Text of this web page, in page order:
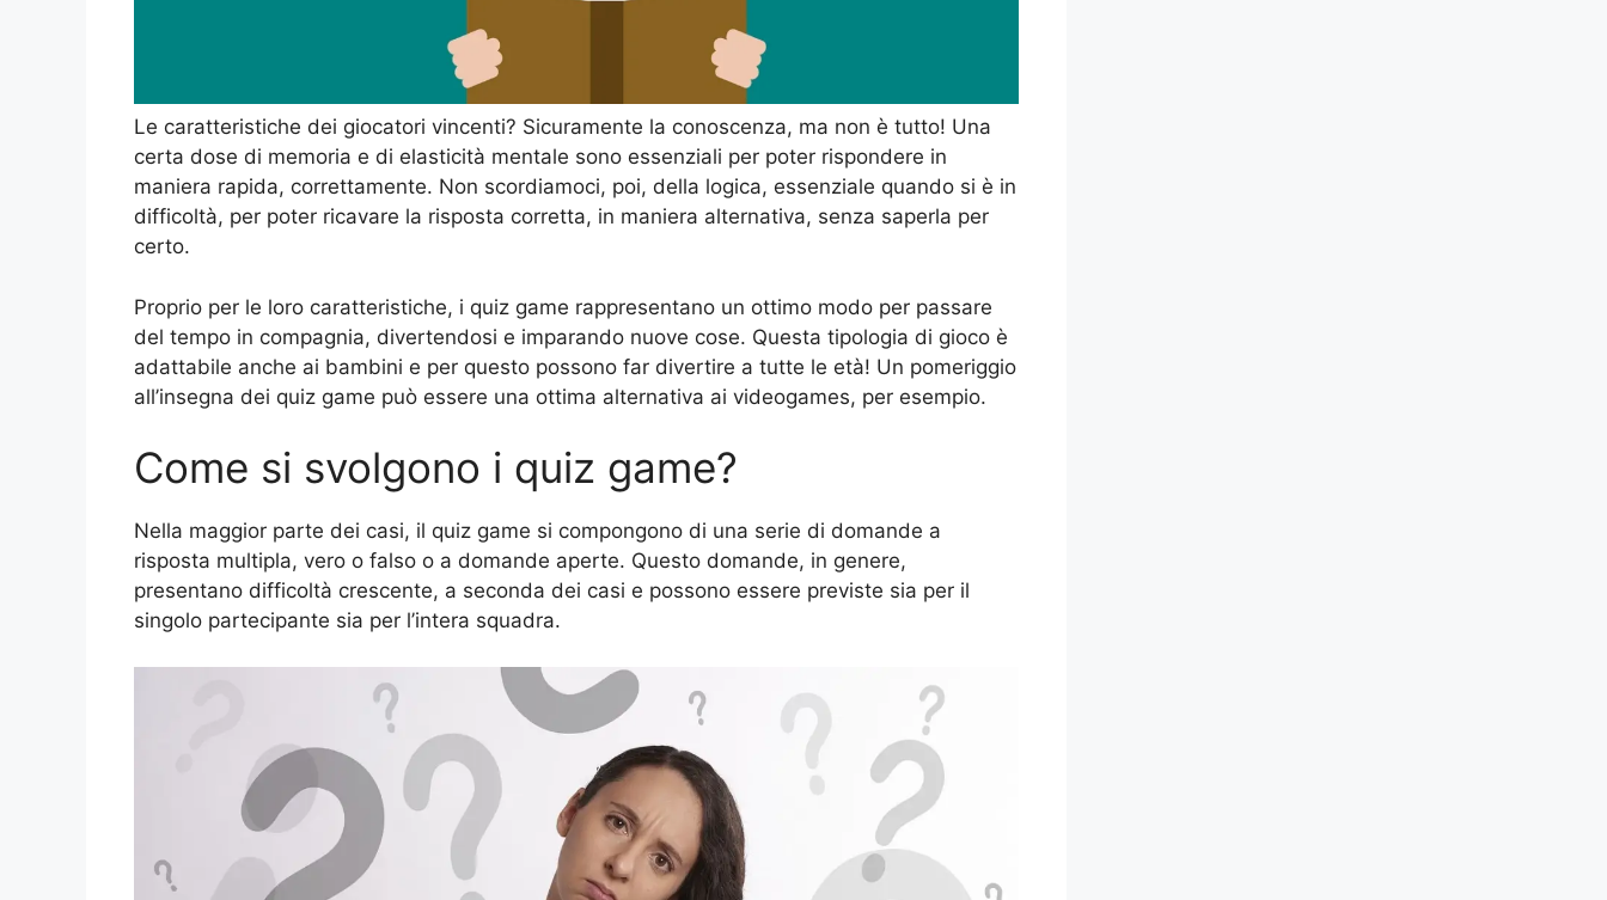
Le caratteristiche dei giocatori vincenti? Sicuramente la conoscenza, ma non è tutto! Una
certa dose di memoria e di elasticità mentale sono essenziali per poter rispondere in
maniera rapida, correttamente. Non scordiamoci, poi, della logica, essenziale quando si è in
difficoltà, per poter ricavare la risposta corretta, in maniera alternativa, senza saperla per
certo.
Proprio per le loro caratteristiche, i quiz game rappresentano un ottimo modo per passare
del tempo in compagnia, divertendosi e imparando nuove cose. Questa tipologia di gioco è
adattabile anche ai bambini e per questo possono far divertire a tutte le età! Un pomeriggio
all’insegna dei quiz game può essere una ottima alternativa ai videogames, per esempio.
Come si svolgono i quiz game?
Nella maggior parte dei casi, il quiz game si compongono di una serie di domande a
risposta multipla, vero o falso o a domande aperte. Questo domande, in genere,
presentano difficoltà crescente, a seconda dei casi e possono essere previste sia per il
singolo partecipante sia per l’intera squadra.